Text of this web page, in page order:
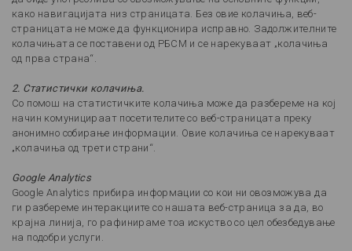
како навигацијата низ страницата. Без овие колачиња, веб-
страницата не може да функционира исправно. Задолжителните
колачињата се поставени од РБСМ и се нарекуваат „колачиња
од прва страна“.
2. Статистички колачиња.
Со помош на статистичките колачиња може да разбереме на кој
начин комуницираат посетителите со веб-страницата преку
анонимно собирање информации. Овие колачиња се нарекуваат
„колачиња од трети страни“.
Google Analytics
Google Analytics прибира информации со кои ни овозможува да
ги разбереме интеракциите со нашата веб-страница за да, во
крајна линија, го рафинираме тоа искуство со цел обезбедување
на подобри услуги.